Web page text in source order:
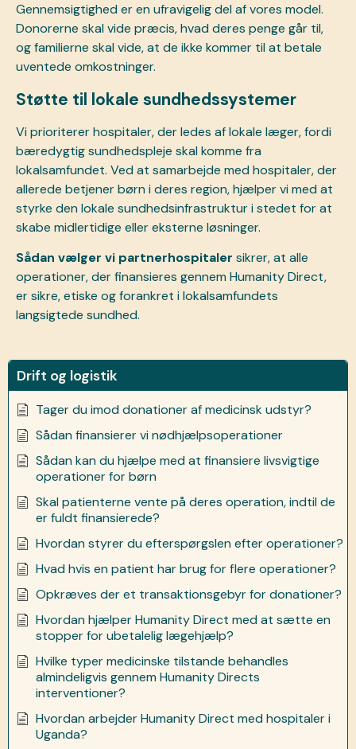
Drift og logistik
Tager du imod donationer af medicinsk udstyr?
Sådan finansierer vi nødhjælpsoperationer
Sådan kan du hjælpe med at finansiere livsvigtige
operationer for børn
Skal patienterne vente på deres operation, indtil de
er fuldt finansierede?
Hvordan styrer du efterspørgslen efter operationer?
Hvad hvis en patient har brug for flere operationer?
Opkræves der et transaktionsgebyr for donationer?
Hvordan hjælper Humanity Direct med at sætte en
stopper for ubetalelig lægehjælp?
Hvilke typer medicinske tilstande behandles
almindeligvis gennem Humanity Directs
interventioner?
Hvordan arbejder Humanity Direct med hospitaler i
Uganda?
Gennemsigtighed er en ufravigelig del af vores model.
Donorerne skal vide præcis, hvad deres penge går til,
og familierne skal vide, at de ikke kommer til at betale
uventede omkostninger.
Støtte til lokale sundhedssystemer
Vi prioriterer hospitaler, der ledes af lokale læger, fordi
bæredygtig sundhedspleje skal komme fra
lokalsamfundet. Ved at samarbejde med hospitaler, der
allerede betjener børn i deres region, hjælper vi med at
styrke den lokale sundhedsinfrastruktur i stedet for at
skabe midlertidige eller eksterne løsninger.
Sådan vælger vi partnerhospitaler sikrer, at alle
operationer, der finansieres gennem Humanity Direct,
er sikre, etiske og forankret i lokalsamfundets
langsigtede sundhed.